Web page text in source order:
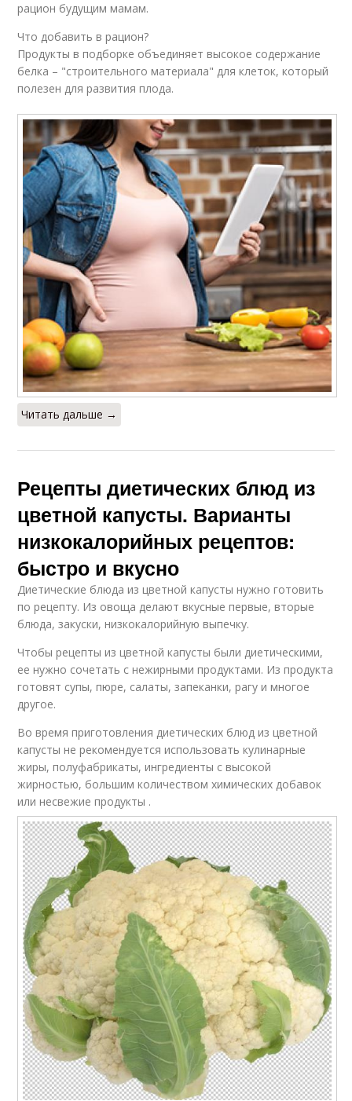
рацион будущим мамам.
Что добавить в рацион?
Продукты в подборке объединяет высокое содержание
белка – "строительного материала" для клеток, который
полезен для развития плода.
Читать дальше →
Рецепты диетических блюд из
цветной капусты. Варианты
низкокалорийных рецептов:
быстро и вкусно
Диетические блюда из цветной капусты нужно готовить
по рецепту. Из овоща делают вкусные первые, вторые
блюда, закуски, низкокалорийную выпечку.
Чтобы рецепты из цветной капусты были диетическими,
ее нужно сочетать с нежирными продуктами. Из продукта
готовят супы, пюре, салаты, запеканки, рагу и многое
другое.
Во время приготовления диетических блюд из цветной
капусты не рекомендуется использовать кулинарные
жиры, полуфабрикаты, ингредиенты с высокой
жирностью, большим количеством химических добавок
или несвежие продукты .